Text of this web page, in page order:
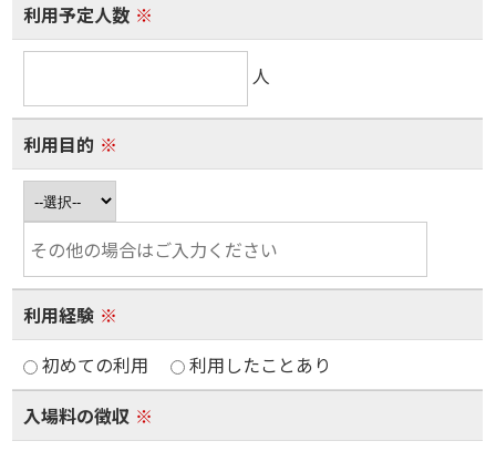
利用予定人数 ※
人
利用目的 ※
利用経験 ※
初めての利用
利用したことあり
入場料の徴収 ※